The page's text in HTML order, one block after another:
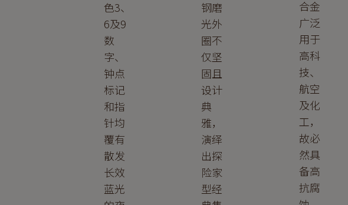
色3、
6及9
数
字、
钟点
标记
和指
针均
覆有
散发
长效
蓝光
钢磨
光外
圈不
仅坚
固且
设计
典
雅，
演绎
出探
险家
型经
合金
广泛
用于
高科
技、
航空
及化
工，
故必
然具
备高
抗腐